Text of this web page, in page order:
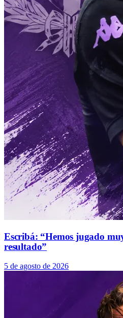
Escribá: “Hemos jugado
resultado”
5 de agosto de 2026